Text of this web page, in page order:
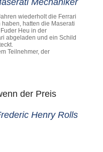
Mechaniker
wiederholt die Ferrari
hatten die Maserati
Heu in der
abgeladen und ein Schild
Teilnehmer, der
der Preis
Henry Rolls